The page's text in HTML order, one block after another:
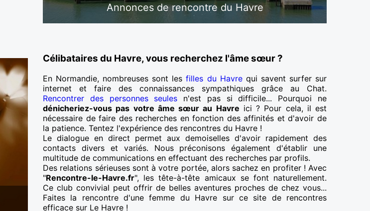
Annonces de rencontre du Havre
Célibataires du Havre, vous recherchez l'âme sœur ?
En Normandie, nombreuses sont lesfilles du Havrequi savent surfer sur
internet et faire des connaissances sympathiques grâce au Chat.
Rencontrer des personnes seules n'est pas si difficile... Pourquoi ne
dénicheriez-vous pas votre âme sœur au Havre ici ? Pour cela, il est
nécessaire de faire des recherches en fonction des affinités et d'avoir de
la patience. Tentez l'expérience des rencontres du Havre !
Le dialogue en direct permet aux demoiselles d'avoir rapidement des
contacts divers et variés. Nous préconisons également d'établir une
multitude de communications en effectuant des recherches par profils.
Des relations sérieuses sont à votre portée, alors sachez en profiter ! Avec
"Rencontre-le-Havre.fr", les tête-à-tête amicaux se font naturellement.
Ce club convivial peut offrir de belles aventures proches de chez vous...
Faites la rencontre d'une femme du Havre sur ce site de rencontres
efficace sur Le Havre !